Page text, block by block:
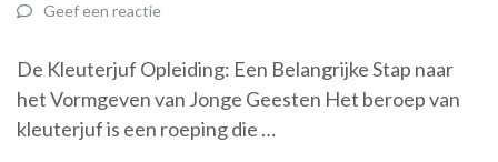
Geef een reactie
De Kleuterjuf Opleiding: Een Belangrijke Stap naar
het Vormgeven van Jonge Geesten Het beroep van
kleuterjuf is een roeping die …